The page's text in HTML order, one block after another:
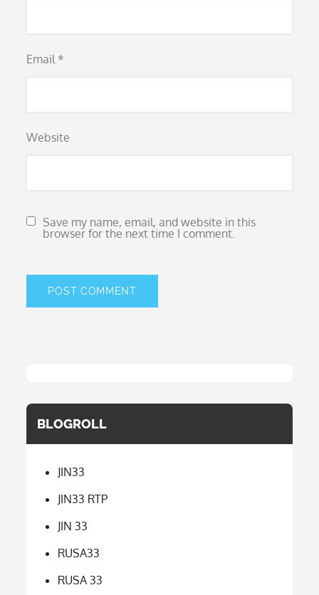
Email *
Website
Save my name, email, and website in this
browser for the next time I comment.
BLOGROLL
JIN33
JIN33 RTP
JIN 33
RUSA33
RUSA 33